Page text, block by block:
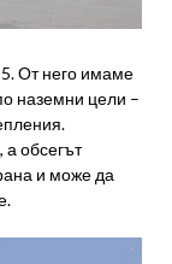
От него имаме
наземни цели –
обсегът
и може да